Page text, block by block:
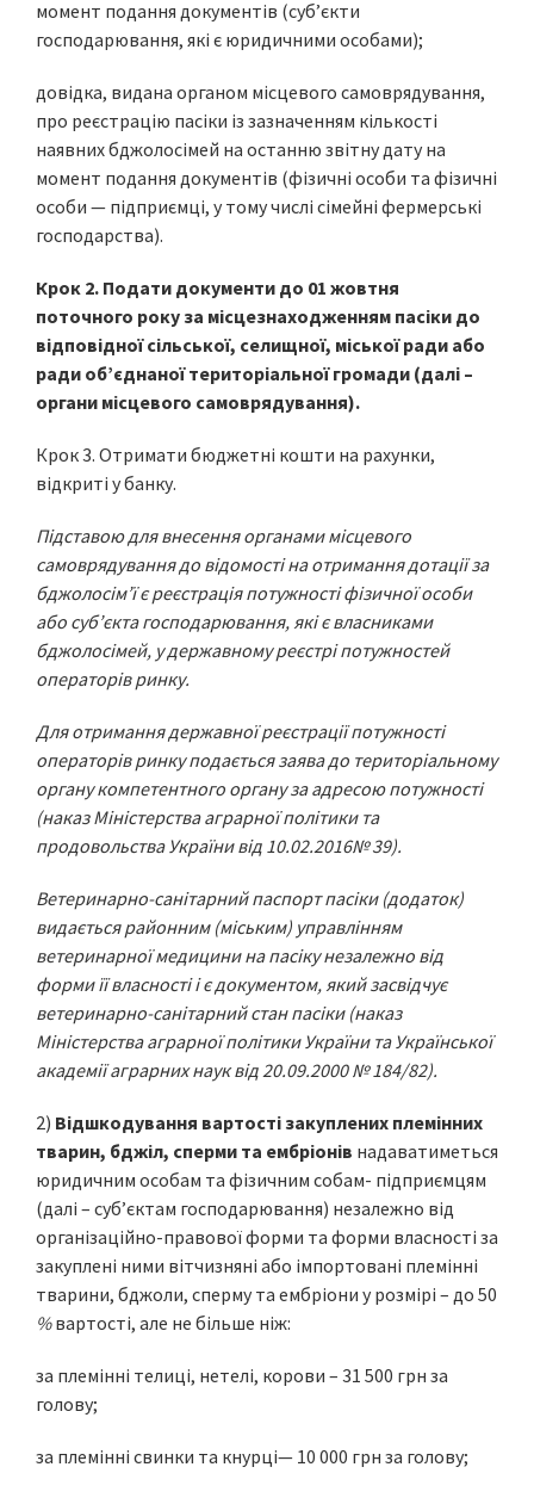
момент подання документів (суб’єкти
господарювання, які є юридичними особами);
довідка, видана органом місцевого самоврядування,
про реєстрацію пасіки із зазначенням кількості
наявних бджолосімей на останню звітну дату на
момент подання документів (фізичні особи та фізичні
особи — підприємці, у тому числі сімейні фермерські
господарства).
Крок 2. Подати документи до 01 жовтня
поточного року за місцезнаходженням пасіки до
відповідної сільської, селищної, міської ради або
ради об’єднаної територіальної громади (далі –
органи місцевого самоврядування).
Крок 3. Отримати бюджетні кошти на рахунки,
відкриті у банку.
Підставою для внесення органами місцевого
самоврядування до відомості на отримання дотації за
бджолосім’ї є реєстрація потужності фізичної особи
або суб’єктагосподарювання, які є власниками
бджолосімей, у державному реєстрі потужностей
операторів ринку.
Для отримання державної реєстрації потужності
операторів ринку подається заява до територіальному
органу компетентного органу за адресою потужності
(наказ Міністерства аграрної політики та
продовольства України від 10.02.2016№ 39).
Ветеринарно-санітарний паспорт пасіки (додаток)
видається районним (міським) управлінням
ветеринарної медицини на пасіку незалежно від
форми її власності і є документом, який засвідчує
ветеринарно-санітарний стан пасіки (наказ
Міністерства аграрної політики України та Української
академії аграрних наук від 20.09.2000 № 184/82).
2) Відшкодування вартості закуплених племінних
тварин, бджіл, сперми та ембріонів надаватиметься
юридичним особам та фізичним собам- підприємцям
(далі – суб’єктам господарювання) незалежно від
організаційно-правової форми та форми власності за
закуплені ними вітчизняні або імпортовані племінні
тварини, бджоли, сперму та ембріони у розмірі – до 50
%вартості, але не більше ніж:
за племінні телиці, нетелі, корови – 31 500 грн за
голову;
за племінні свинки та кнурці— 10 000 грн за голову;